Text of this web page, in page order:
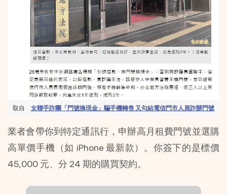
取自 女聯手詐團「門號換現金」騙手機轉售 又勾結電信門市人員詐辦門號
業者會帶你到特定通訊行，申辦高月租費門號並選購
高單價手機（如 iPhone 最新款）。你簽下的是標價
45,000 元、分 24 期的購買契約。